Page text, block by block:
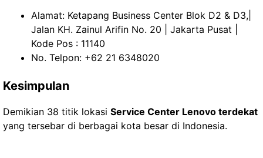
Alamat: Ketapang Business Center Blok D2 & D3,|
Jalan KH. Zainul Arifin No. 20 | Jakarta Pusat |
Kode Pos : 11140
No. Telpon: +62 21 6348020
Kesimpulan
Demikian 38 titik lokasi Service Center Lenovo terdekat
yang tersebar di berbagai kota besar di Indonesia.